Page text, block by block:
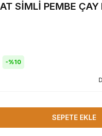
SİMLİ PEMBE ÇAY
-%10
SEPETE EKLE